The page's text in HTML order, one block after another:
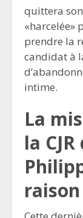
quittera
«harcelée»
prendre la
candidat à
intime.
La
la